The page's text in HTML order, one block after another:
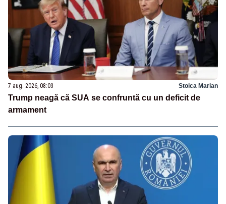
7 aug. 2026, 08:03 Stoica Marian
Trump neagă că SUA se confruntă cu un deficit de
armament